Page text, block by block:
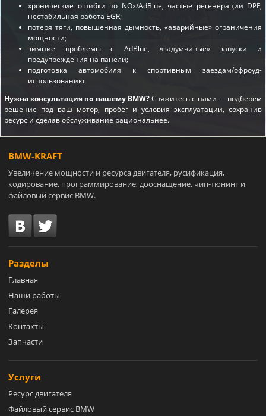
хронические ошибки по NOx/AdBlue, частые регенерации DPF,
нестабильная работа EGR;
потеря тяги, повышенная дымность, «аварийные» ограничения
мощности;
зимние проблемы с AdBlue, «задумчивые» запуски и
предупреждения на панели;
подготовка автомобиля к спортивным заездам/офроуд-
использованию.
Нужна консультация по вашему BMW?Свяжитесь с нами — подберём
решение под ваш мотор, пробег и условия эксплуатации, сохранив
ресурс и сделав обслуживание рациональнее.
BMW-KRAFT
Увеличение мощности и ресурса двигателя, русификация,
кодирование, программирование, дооснащение, чип-тюнинг и
файловый сервис BMW.
Разделы
Главная
Наши работы
Галерея
Контакты
Запчасти
Услуги
Ресурс двигателя
Файловый сервис BMW